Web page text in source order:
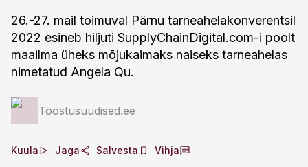
26.-27. mail toimuval Pärnu tarneahelakonverentsil
2022 esineb hiljuti SupplyChainDigital.com-i poolt
maailma üheks mõjukaimaks naiseks tarneahelas
nimetatud Angela Qu.
Tööstusuudised.ee
Kuula Jaga Salvesta Vihja